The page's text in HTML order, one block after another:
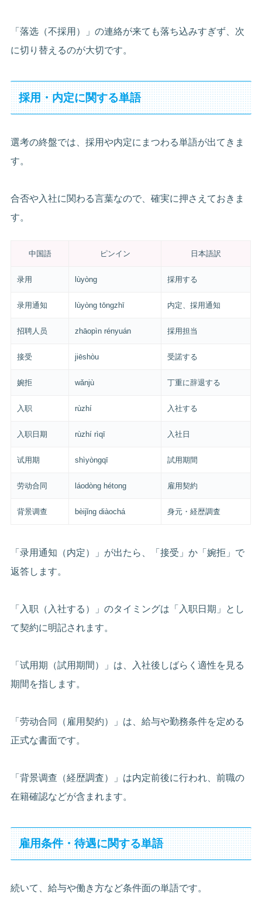
「落选（不採用）」の連絡が来ても落ち込みすぎず、次
に切り替えるのが大切です。
採用・内定に関する単語
選考の終盤では、採用や内定にまつわる単語が出てきま
す。
合否や入社に関わる言葉なので、確実に押さえておきま
す。
中国語 ピンイン 日本語訳
录用 lùyòng 採用する
录用通知 lùyòng tōngzhī 内定、採用通知
招聘人员 zhāopìn rényuán 採用担当
接受 jiēshòu 受諾する
婉拒 wǎnjù 丁重に辞退する
入职 rùzhí 入社する
入职日期 rùzhí rìqī 入社日
试用期 shìyòngqī 試用期間
劳动合同 láodòng hétong 雇用契約
背景调查 bèijǐng diàochá 身元・経歴調査
「录用通知（内定）」が出たら、「接受」か「婉拒」で
返答します。
「入职（入社する）」のタイミングは「入职日期」とし
て契約に明記されます。
「试用期（試用期間）」は、入社後しばらく適性を見る
期間を指します。
「劳动合同（雇用契約）」は、給与や勤務条件を定める
正式な書面です。
「背景调查（経歴調査）」は内定前後に行われ、前職の
在籍確認などが含まれます。
雇用条件・待遇に関する単語
続いて、給与や働き方など条件面の単語です。